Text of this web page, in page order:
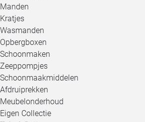
Manden
Kratjes
Wasmanden
Opbergboxen
Schoonmaken
Zeeppompjes
Schoonmaakmiddelen
Afdruiprekken
Meubelonderhoud
Eigen Collectie